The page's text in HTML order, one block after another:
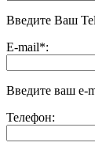
Введите Ваш
E-mail*:
Введите ваш e-
Телефон: